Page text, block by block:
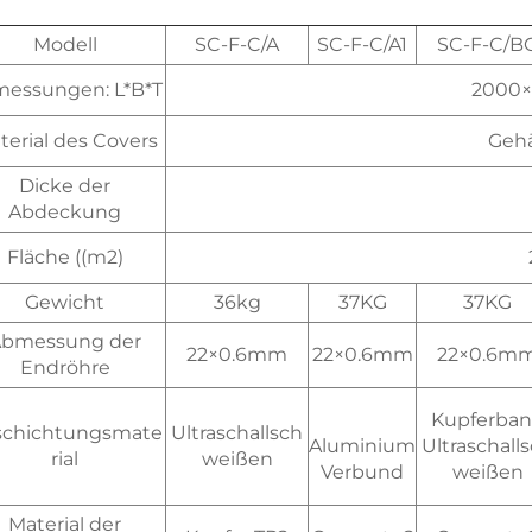
Modell SC-F-C/A SC-F-C/A1
SC-F-C/
L*B*T
des Covers
Dicke der
Abdeckung
Fläche ((m2)
Gewicht
36kg 37KG
37KG
der
Endröhre
22×0.6mm 22×0.6mm
rial
Ultraschallsch
weißen
Aluminium
Verbund
weißen
Material der